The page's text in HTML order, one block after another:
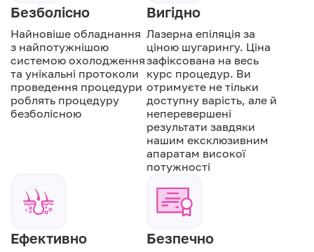
Безболісно
Найновіше обладнання
з найпотужнішою
системою охолодження
та унікальні протоколи
проведення процедури
роблять процедуру
безболісною
Вигідно
Лазерна епіляція за
ціною шугарингу. Ціна
зафіксована на весь
курс процедур. Ви
отримуєте не тільки
доступну варість, але й
неперевершені
результати завдяки
нашим ексклюзивним
апаратам високої
потужності
Ефективно Безпечно